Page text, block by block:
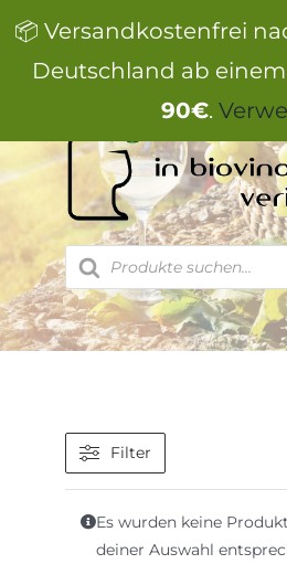
📦 Versandkostenfrei
Deutschland ab
90€.
Inhalt
springen
Products
search
Filter
Es wurden keine
deiner Auswahl